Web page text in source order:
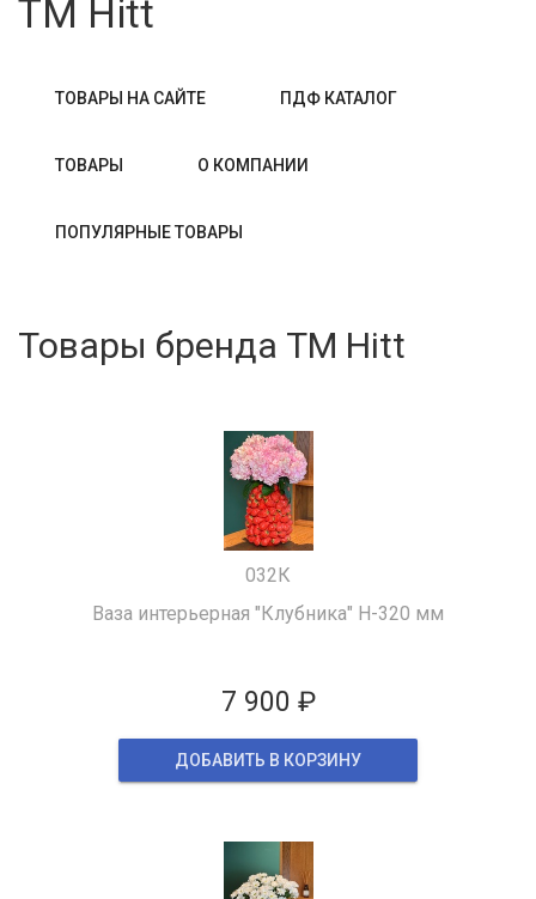
TM Hitt
ТОВАРЫ НА САЙТЕ ПДФ КАТАЛОГ
ТОВАРЫ О КОМПАНИИ
ПОПУЛЯРНЫЕ ТОВАРЫ
Товары бренда TM Hitt
032К
Ваза интерьерная "Клубника" H-320 мм
7 900 ₽
ДОБАВИТЬ В КОРЗИНУ